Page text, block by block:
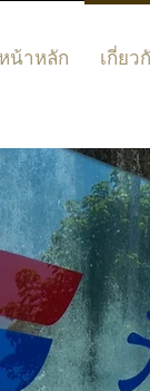
น้าหลัก เกี่ยว